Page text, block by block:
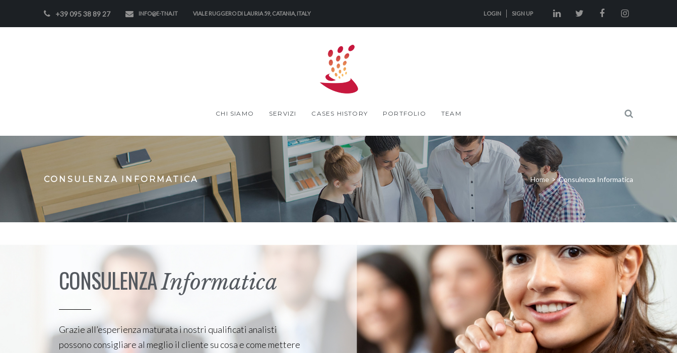
+39 095 38 89 27 INFO@E-TNA.IT VIALE RUGGERO DI LAURIA 59, CATANIA, ITALY LOGIN SIGN UP
CHI SIAMO SERVIZI CASES HISTORY PORTFOLIO TEAM
CONSULENZA INFORMATICA Home > Consulenza Informatica
CONSULENZAInformatica
Grazie all’esperienza maturata i nostri qualificati analisti
possono consigliare al meglio il cliente su cosa e come mettere